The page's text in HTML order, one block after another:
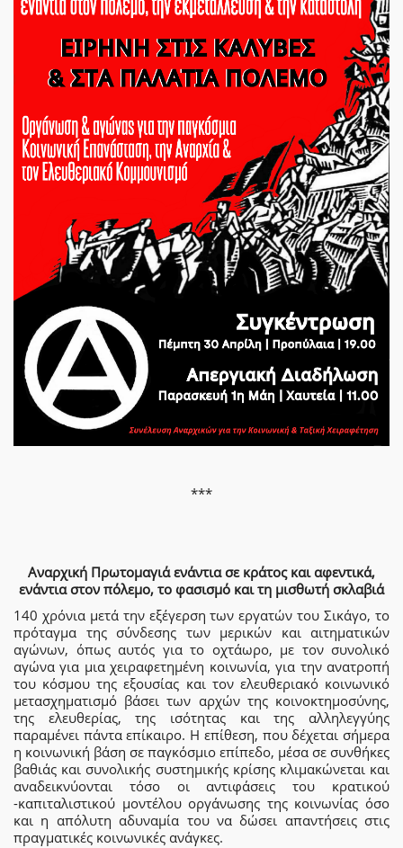
***
Αναρχική Πρωτομαγιά ενάντια σε κράτος και αφεντικά,
ενάντια στον πόλεμο, το φασισμό και τη μισθωτή σκλαβιά
140 χρόνια μετά την εξέγερση των εργατών του Σικάγο, το
πρόταγμα της σύνδεσης των μερικών και αιτηματικών
αγώνων, όπως αυτός για το οχτάωρο, με τον συνολικό
αγώνα για μια χειραφετημένη κοινωνία, για την ανατροπή
του κόσμου της εξουσίας και τον ελευθεριακό κοινωνικό
μετασχηματισμό βάσει των αρχών της κοινοκτημοσύνης,
της ελευθερίας, της ισότητας και της αλληλεγγύης
παραμένει πάντα επίκαιρο. Η επίθεση, που δέχεται σήμερα
η κοινωνική βάση σε παγκόσμιο επίπεδο, μέσα σε συνθήκες
βαθιάς και συνολικής συστημικής κρίσης κλιμακώνεται και
αναδεικνύονται τόσο οι αντιφάσεις του κρατικού
-καπιταλιστικού μοντέλου οργάνωσης της κοινωνίας όσο
και η απόλυτη αδυναμία του να δώσει απαντήσεις στις
πραγματικές κοινωνικές ανάγκες.